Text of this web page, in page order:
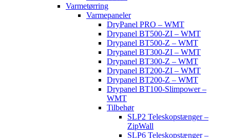
Varmetørring
Varmepaneler
DryPanel PRO – WMT
Drypanel BT500-ZI – WMT
Drypanel BT500-Z – WMT
Drypanel BT300-ZI – WMT
Drypanel BT300-Z – WMT
Drypanel BT200-ZI – WMT
Drypanel BT200-Z – WMT
Drypanel BT100-Slimpower –
WMT
Tilbehør
SLP2 Teleskopstænger –
ZipWall
SLP6 Teleskopstænger –